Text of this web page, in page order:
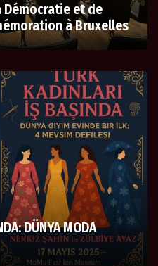
Démocratie et de
à Bruxelles
DÜNYA MODA